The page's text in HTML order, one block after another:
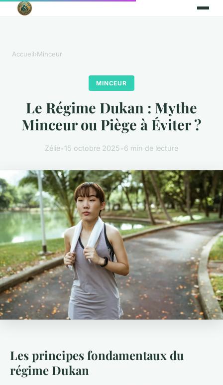
Accueil›Minceur
MINCEUR
Le Régime Dukan : Mythe
Minceur ou Piège à Éviter ?
Zélie•15 octobre 2025•6 min de lecture
Les principes fondamentaux du
régime Dukan